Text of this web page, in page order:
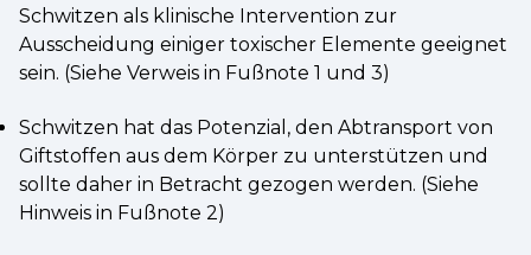
Schwitzen als klinische Intervention zur
Ausscheidung einiger toxischer Elemente geeignet
sein. (Siehe Verweis in Fußnote 1 und 3)
Schwitzen hat das Potenzial, den Abtransport von
Giftstoffen aus dem Körper zu unterstützen und
sollte daher in Betracht gezogen werden. (Siehe
Hinweis in Fußnote 2)